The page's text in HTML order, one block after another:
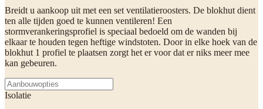
Breidt u aankoop uit met een set ventilatieroosters. De blokhut dient
ten alle tijden goed te kunnen ventileren! Een
stormverankeringsprofiel is speciaal bedoeld om de wanden bij
elkaar te houden tegen heftige windstoten. Door in elke hoek van de
blokhut 1 profiel te plaatsen zorgt het er voor dat er niks meer mee
kan gebeuren.
Isolatie